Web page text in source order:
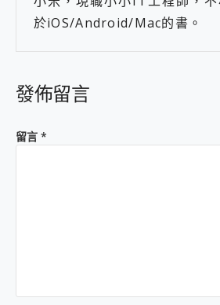
於iOS/Android/Mac的書。
發佈留言
留言 *